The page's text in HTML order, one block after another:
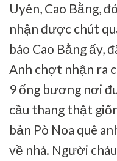
Uyên, Cao Bằng,
nhận được chút
báo Cao Bằng ấy,
Anh chợt nhận ra
9 ống bương nơi
cầu thang thật
bản Pò Noa quê
về nhà. Người